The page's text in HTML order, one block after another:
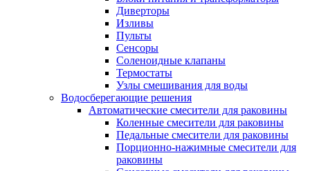
Диверторы
Изливы
Пульты
Сенсоры
Соленоидные клапаны
Термостаты
Узлы смешивания для воды
Водосберегающие решения
Автоматические смесители для раковины
Коленные смесители для раковины
Педальные смесители для раковины
Порционно-нажимные смесители для
раковины